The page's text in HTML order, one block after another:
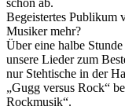
Begeistertes Publikum
Musiker mehr?
Über eine halbe
unsere Lieder zum
nur Stehtische in der
„Gugg versus Rock“
Rockmusik“.